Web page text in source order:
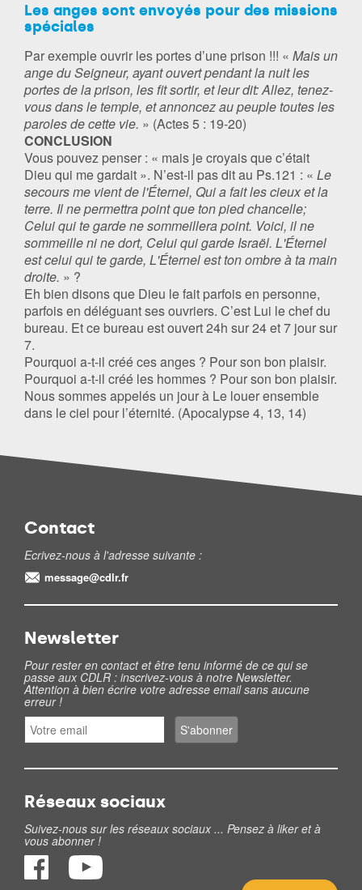
Les anges sont envoyés pour des missions
spéciales
Par exemple ouvrir les portes d’une prison !!! « Mais un
ange du Seigneur, ayant ouvert pendant la nuit les
portes de la prison, les fit sortir, et leur dit: Allez, tenez-
vous dans le temple, et annoncez au peuple toutes les
paroles de cette vie. » (Actes 5 : 19-20)
CONCLUSION
Vous pouvez penser : « mais je croyais que c’était
Dieu qui me gardait ». N’est-il pas dit au Ps.121 : « Le
secours me vient de l'Éternel, Qui a fait les cieux et la
terre. Il ne permettra point que ton pied chancelle;
Celui qui te garde ne sommeillera point. Voici, il ne
sommeille ni ne dort, Celui qui garde Israël. L'Éternel
est celui qui te garde, L'Éternel est ton ombre à ta main
droite. » ?
Eh bien disons que Dieu le fait parfois en personne,
parfois en déléguant ses ouvriers. C’est Lui le chef du
bureau. Et ce bureau est ouvert 24h sur 24 et 7 jour sur
7.
Pourquoi a-t-il créé ces anges ? Pour son bon plaisir.
Pourquoi a-t-il créé les hommes ? Pour son bon plaisir.
Nous sommes appelés un jour à Le louer ensemble
dans le ciel pour l’éternité. (Apocalypse 4, 13, 14)
Contact
Ecrivez-nous à l'adresse suivante :
message@cdlr.fr
Newsletter
Pour rester en contact et être tenu informé de ce qui se
passe aux CDLR : inscrivez-vous à notre Newsletter.
Attention à bien écrire votre adresse email sans aucune
erreur !
Réseaux sociaux
Suivez-nous sur les réseaux sociaux ... Pensez à liker et à
vous abonner !